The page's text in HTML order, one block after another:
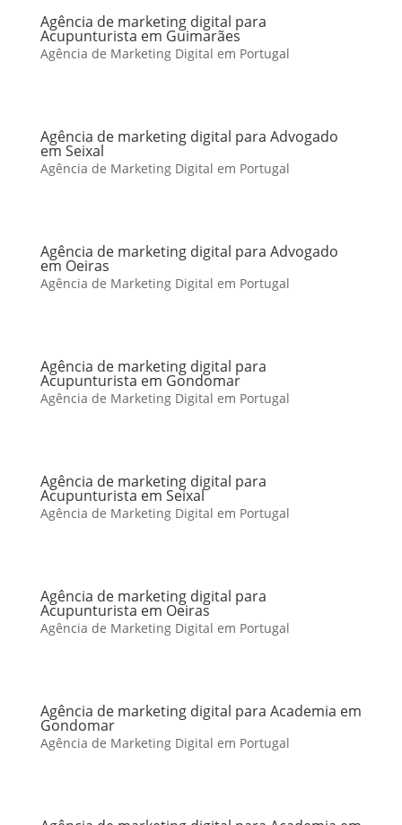
Agência de marketing digital para
Acupunturista em Guimarães
Agência de Marketing Digital em Portugal
Agência de marketing digital para Advogado
em Seixal
Agência de Marketing Digital em Portugal
Agência de marketing digital para Advogado
em Oeiras
Agência de Marketing Digital em Portugal
Agência de marketing digital para
Acupunturista em Gondomar
Agência de Marketing Digital em Portugal
Agência de marketing digital para
Acupunturista em Seixal
Agência de Marketing Digital em Portugal
Agência de marketing digital para
Acupunturista em Oeiras
Agência de Marketing Digital em Portugal
Agência de marketing digital para Academia em
Gondomar
Agência de Marketing Digital em Portugal